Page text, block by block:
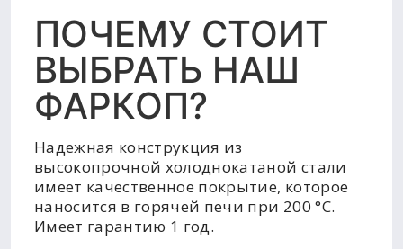
ПОЧЕМУ СТОИТ
ВЫБРАТЬ НАШ
ФАРКОП?
Надежная конструкция из
высокопрочной холоднокатаной стали
имеет качественное покрытие, которое
наносится в горячей печи при 200 °C.
Имеет гарантию 1 год.